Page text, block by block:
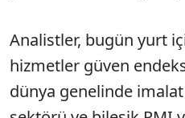
Analistler, bugün yurt
hizmetler güven
dünya genelinde